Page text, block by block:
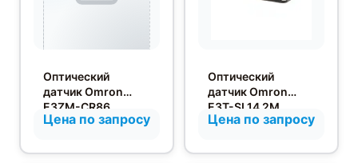
Оптический
датчик Omron
E3ZM-CR86
Цена по запросу
Оптический
датчик Omron
E3T-SL14 2M
Цена по запросу